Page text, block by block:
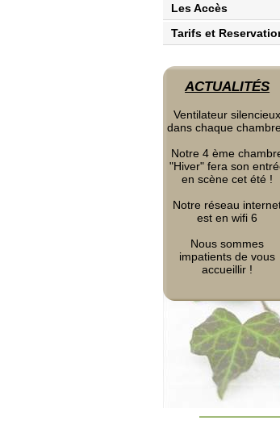
Les Accès
Tarifs et
ACTUALITÉS
Ventilateur silencieux
dans chaque
Notre 4 ème
"Hiver" fera son
en scène cet été !
Notre réseau
est en wifi 6
Nous sommes
impatients de vous
accueillir !